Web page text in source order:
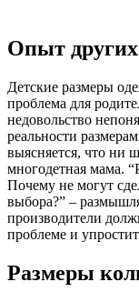
Опыт
Детские размеры
проблема для
недовольство
реальности
выясняется, что ни
многодетная мама.
Почему не могут
выбора?” –
производители
проблеме и
Размеры